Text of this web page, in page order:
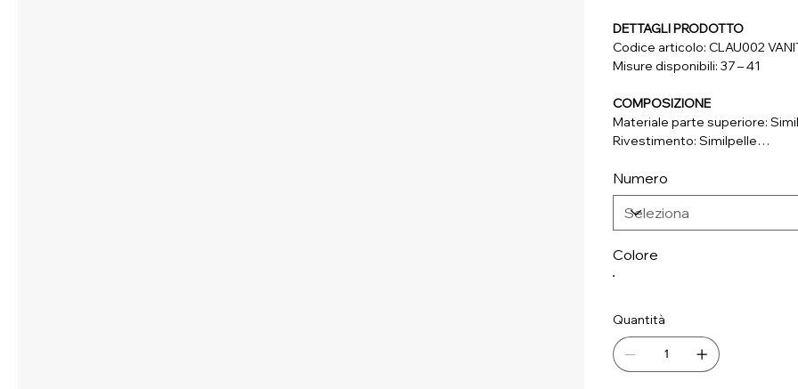
DETTAGLI PRODOTTO
Codice articolo: CLAU002
Misure disponibili: 37 – 41
COMPOSIZIONE
Materiale parte superiore:
Rivestimento: Similpelle
Suola: Materiale Sintetico
Numero
Colore
Quantità